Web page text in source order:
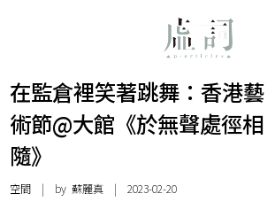
在監倉裡笑著跳舞：香港藝
術節@大館《於無聲處徑相
隨》
空間 | by蘇麗真 | 2023-02-20